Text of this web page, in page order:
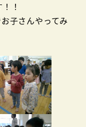
！
子さんやってみ